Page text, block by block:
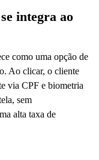
integra ao
como uma opção de
Ao clicar, o cliente
via CPF e biometria
sem
alta taxa de